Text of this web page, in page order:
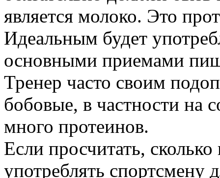
является молоко. Это
Идеальным будет
основными приемами
Тренер часто своим
бобовые, в частности на
много протеинов.
Если просчитать,
употреблять спортсмену